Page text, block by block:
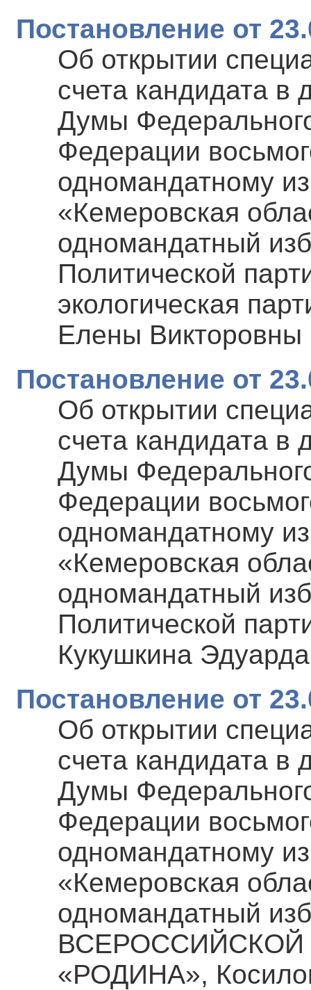
Постановление от
Об открытии
счета кандидата в
Думы
Федерации
одномандатному
«Кемеровская
одномандатный
Политической
экологическая
Елены Викторовны
Постановление от
Об открытии
счета кандидата в
Думы
Федерации
одномандатному
«Кемеровская
одномандатный
Политической
Кукушкина
Постановление от
Об открытии
счета кандидата в
Думы
Федерации
одномандатному
«Кемеровская
одномандатный
«РОДИНА»,